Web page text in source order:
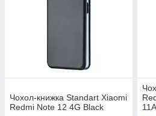
Чохол-книжка Standart Xiaomi
Redmi Note 12 4G Black